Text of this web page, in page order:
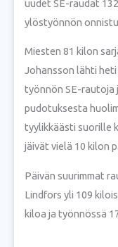
uudet SE-raudat
ylöstyönnön
Miesten 81 kilon
Johansson lähti
työnnön SE-rautoja
pudotuksesta
tyylikkäästi suorille
jäivät vielä 10 kilon
Päivän suurimmat
Lindfors yli 109
kiloa ja työnnössä